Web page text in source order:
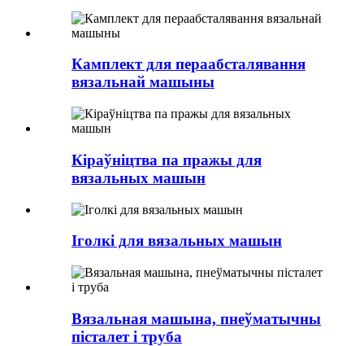
Камплект для пераабсталявання
вязальнай машыны
Кіраўніцтва па пражы для
вязальных машын
Іголкі для вязальных машын
Вязальная машына, пнеўматычны
пісталет і труба